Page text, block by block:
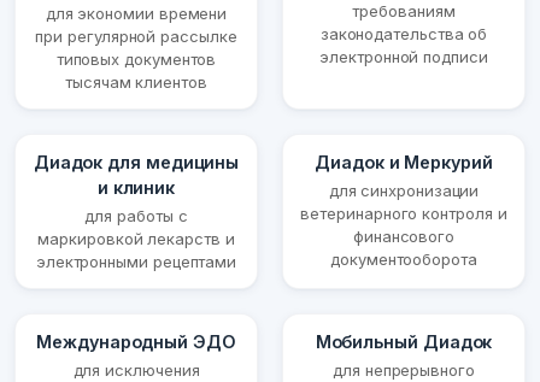
для экономии времени
при регулярной рассылке
типовых документов
тысячам клиентов
требованиям
законодательства об
электронной подписи
Диадок для медицины
и клиник
для работы с
маркировкой лекарств и
электронными рецептами
Диадок и Меркурий
для синхронизации
ветеринарного контроля и
финансового
документооборота
Международный ЭДО
для исключения
Мобильный Диадок
для непрерывного